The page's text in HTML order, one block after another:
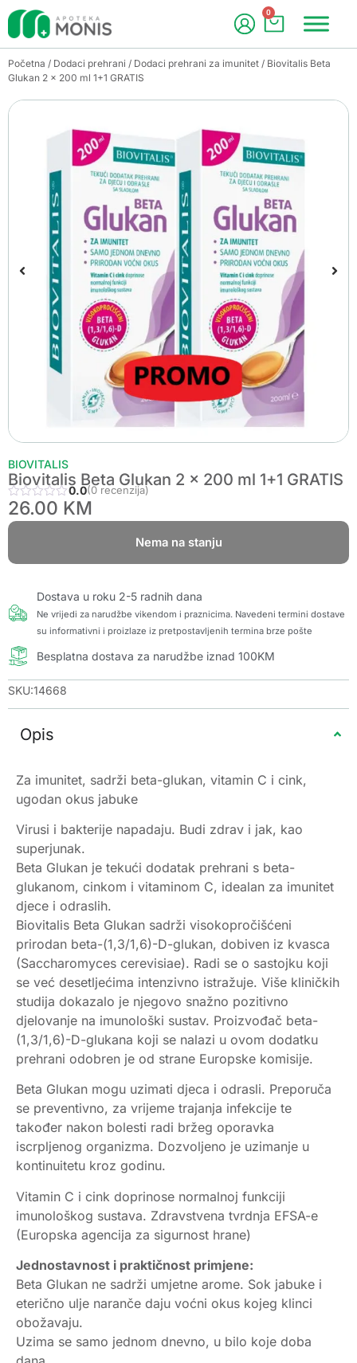
0
Početna / Dodaci prehrani / Dodaci prehrani za imunitet / Biovitalis Beta
Glukan 2 x 200 ml 1+1 GRATIS
BIOVITALIS
Biovitalis Beta Glukan 2 x 200 ml 1+1 GRATIS
0.0(0 recenzija)
26.00 KM
Nema na stanju
Dostava u roku 2-5 radnih dana
Ne vrijedi za narudžbe vikendom i praznicima. Navedeni termini dostave
su informativni i proizlaze iz pretpostavljenih termina brze pošte
Besplatna dostava za narudžbe iznad 100KM
SKU:14668
Opis
Za imunitet, sadrži beta-glukan, vitamin C i cink,
ugodan okus jabuke
Virusi i bakterije napadaju. Budi zdrav i jak, kao
superjunak.
Beta Glukan je tekući dodatak prehrani s beta-
glukanom, cinkom i vitaminom C, idealan za imunitet
djece i odraslih.
Biovitalis Beta Glukan sadrži visokopročišćeni
prirodan beta-(1,3/1,6)-D-glukan, dobiven iz kvasca
(Saccharomyces cerevisiae). Radi se o sastojku koji
se već desetljećima intenzivno istražuje. Više kliničkih
studija dokazalo je njegovo snažno pozitivno
djelovanje na imunološki sustav. Proizvođač beta-
(1,3/1,6)-D-glukana koji se nalazi u ovom dodatku
prehrani odobren je od strane Europske komisije.
Beta Glukan mogu uzimati djeca i odrasli. Preporuča
se preventivno, za vrijeme trajanja infekcije te
također nakon bolesti radi bržeg oporavka
iscrpljenog organizma. Dozvoljeno je uzimanje u
kontinuitetu kroz godinu.
Vitamin C i cink doprinose normalnoj funkciji
imunološkog sustava. Zdravstvena tvrdnja EFSA-e
(Europska agencija za sigurnost hrane)
Jednostavnost i praktičnost primjene:
Beta Glukan ne sadrži umjetne arome. Sok jabuke i
eterično ulje naranče daju voćni okus kojeg klinci
obožavaju.
Uzima se samo jednom dnevno, u bilo koje doba